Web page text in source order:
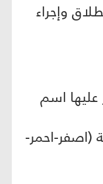
وإجراء
كشفية 1.5 متر عليها اسم
(اصفر-احمر-